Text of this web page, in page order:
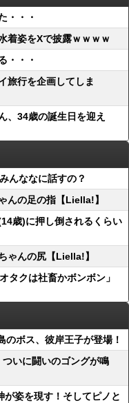
・・・
着姿をXで披露ｗｗｗｗ
・・・
旅行を企画してしま
、34歳の誕生日を迎え
んななに話すの？
んの足の指【Liella!】
歳)に押し倒されるくらい
ゃんの尻【Liella!】
タクは社畜かボンボン」
ボス、彼岸王子が登場！
いに闘いのゴングが鳴
姿を現す！そしてピノと